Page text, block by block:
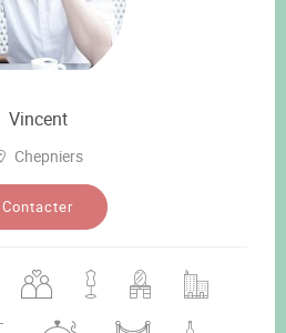
Vincent
Chepniers
Contacter